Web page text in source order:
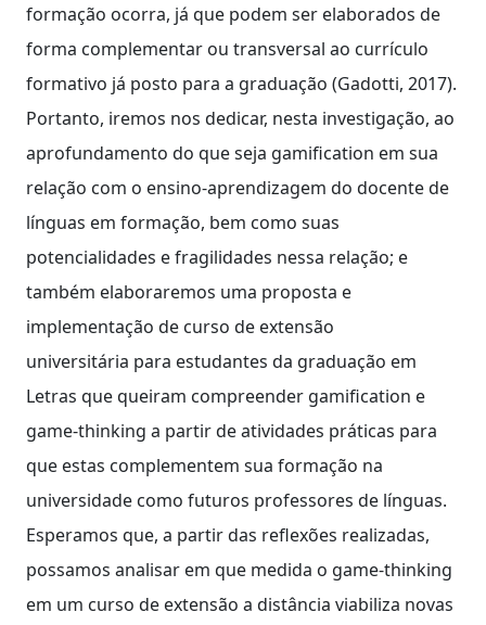
formação ocorra, já que podem ser elaborados de
forma complementar ou transversal ao currículo
formativo já posto para a graduação (Gadotti, 2017).
Portanto, iremos nos dedicar, nesta investigação, ao
aprofundamento do que seja gamification em sua
relação com o ensino-aprendizagem do docente de
línguas em formação, bem como suas
potencialidades e fragilidades nessa relação; e
também elaboraremos uma proposta e
implementação de curso de extensão
universitária para estudantes da graduação em
Letras que queiram compreender gamification e
game-thinking a partir de atividades práticas para
que estas complementem sua formação na
universidade como futuros professores de línguas.
Esperamos que, a partir das reflexões realizadas,
possamos analisar em que medida o game-thinking
em um curso de extensão a distância viabiliza novas